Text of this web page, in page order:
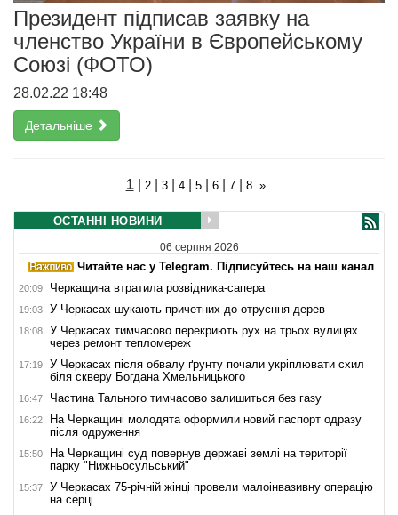
Президент підписав заявку на
членство України в Європейському
Союзі (ФОТО)
28.02.22 18:48
Детальніше
1| 2| 3| 4| 5| 6| 7| 8 »
ОСТАННІ НОВИНИ
06 серпня 2026
Читайте нас у Telegram. Підписуйтесь на наш канал
20:09 Черкащина втратила розвідника-сапера
19:03 У Черкасах шукають причетних до отруєння дерев
18:08
У Черкасах тимчасово перекриють рух на трьох вулицях
через ремонт тепломереж
17:19
У Черкасах після обвалу ґрунту почали укріплювати схил
біля скверу Богдана Хмельницького
16:47 Частина Тального тимчасово залишиться без газу
16:22
На Черкащині молодята оформили новий паспорт одразу
після одруження
15:50
На Черкащині суд повернув державі землі на території
парку "Нижньосульський"
15:37
У Черкасах 75-річній жінці провели малоінвазивну операцію
на серці